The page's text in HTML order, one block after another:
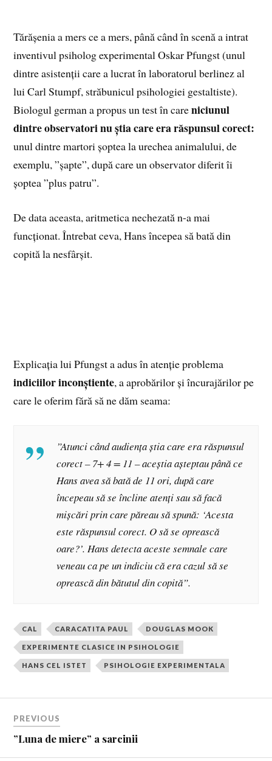
Tărășenia a mers ce a mers, până când în scenă a intrat
inventivul psiholog experimental Oskar Pfungst (unul
dintre asistenții care a lucrat în laboratorul berlinez al
lui Carl Stumpf, străbunicul psihologiei gestaltiste).
Biologul german a propus un test în careniciunul
dintre observatori nu știa care era răspunsul corect:
unul dintre martori șoptea la urechea animalului, de
exemplu, ”șapte”, după care un observator diferit îi
șoptea ”plus patru”.
De data aceasta, aritmetica nechezată n-a mai
funcționat. Întrebat ceva, Hans începea să bată din
copită la nesfârșit.
Explicația lui Pfungst a adus în atenție problema
indiciilor inconștiente, a aprobărilor și încurajărilor pe
care le oferim fără să ne dăm seama:
”Atunci când audiența știa care era răspunsul
corect – 7+ 4 = 11 – aceștia așteptau până ce
Hans avea să bată de 11 ori, după care
începeau să se încline atenți sau să facă
mișcări prin care păreau să spună: ‘Acesta
este răspunsul corect. O să se oprească
oare?’. Hans detecta aceste semnale care
veneau ca pe un indiciu că era cazul să se
oprească din bătutul din copită”.
CAL CARACATITA PAUL DOUGLAS MOOK
EXPERIMENTE CLASICE IN PSIHOLOGIE
HANS CEL ISTET PSIHOLOGIE EXPERIMENTALA
PREVIOUS
”Luna de miere” a sarcinii